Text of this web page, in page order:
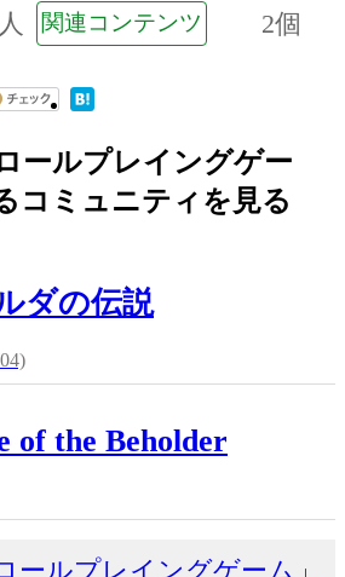
関連コンテンツ 2個
ールプレイングゲー
コミュニティを見る
ダの伝説
of the Beholder
ールプレイングゲーム」